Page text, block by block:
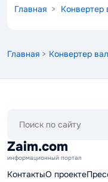
Главная > Конвертер
Главная > Конвертер
сайту
Zaim.com
информационный портал
КонтактыО проекте